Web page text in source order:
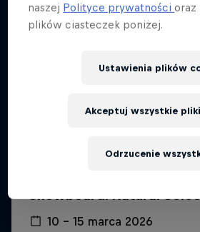
Snowboard: Natural
10 – 15 marca 2026
naszej Polityce prywatnościoraz
plików ciasteczek poniżej.
Ustawienia plików
Odrzucenie
Akceptuj wszystkie